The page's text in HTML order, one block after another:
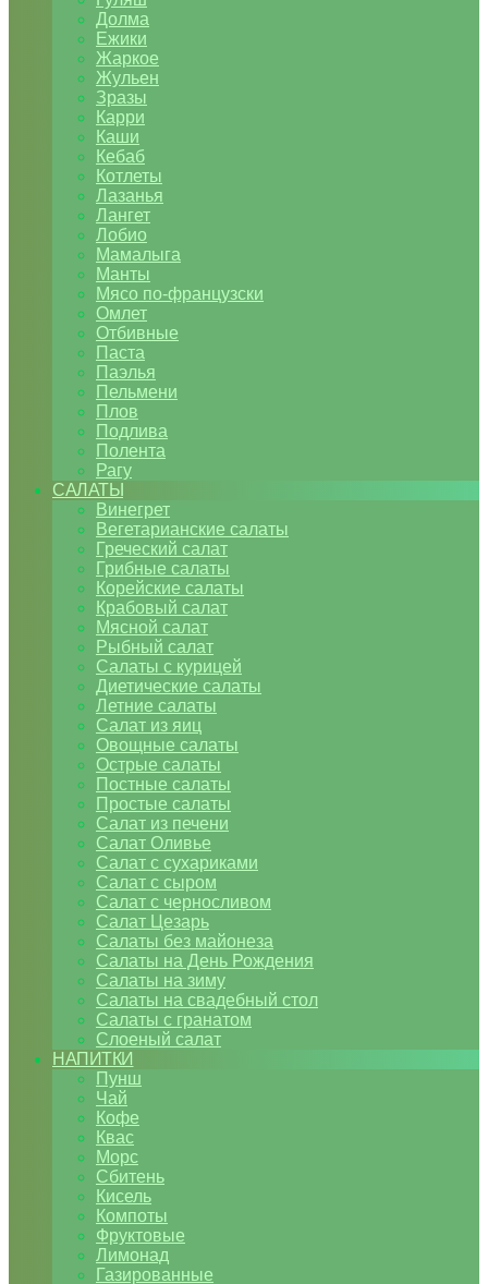
Долма
Ежики
Жаркое
Жульен
Зразы
Карри
Каши
Кебаб
Котлеты
Лазанья
Лангет
Лобио
Мамалыга
Манты
Мясо по-французски
Омлет
Отбивные
Паста
Паэлья
Пельмени
Плов
Подлива
Полента
Рагу
САЛАТЫ
Винегрет
Вегетарианские салаты
Греческий салат
Грибные салаты
Корейские салаты
Крабовый салат
Мясной салат
Рыбный салат
Салаты с курицей
Диетические салаты
Летние салаты
Салат из яиц
Овощные салаты
Острые салаты
Постные салаты
Простые салаты
Салат из печени
Салат Оливье
Салат с сухариками
Салат с сыром
Салат с черносливом
Салат Цезарь
Салаты без майонеза
Салаты на День Рождения
Салаты на зиму
Салаты на свадебный стол
Салаты с гранатом
Слоеный салат
НАПИТКИ
Пунш
Чай
Кофе
Квас
Морс
Сбитень
Кисель
Компоты
Фруктовые
Лимонад
Газированные